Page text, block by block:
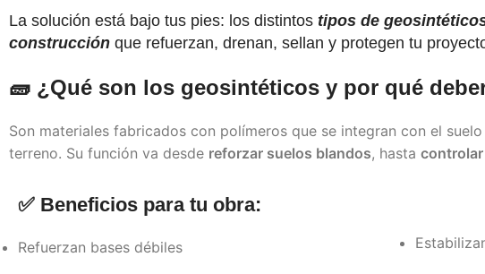
La solución está bajo tus pies: los distintos tipos de
construcción que refuerzan, drenan, sellan y protegen tu
🧱 ¿Qué son los geosintéticos y por qué
Son materiales fabricados con polímeros que se integran con el
terreno. Su función va desde reforzar suelos blandos, hasta
✅ Beneficios para tu obra:
Refuerzan bases débiles